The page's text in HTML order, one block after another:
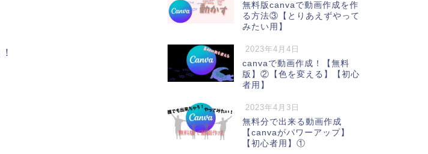
無料版canvaで動画作成を作
る方法③【とりあえずやって
みたい用】
2023年4月4日
canvaで動画作成！【無料
版】②【色を変える】【初心
者用】
2023年4月3日
無料分で出来る動画作成
【canvaがパワーアップ】
【初心者用】①